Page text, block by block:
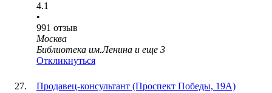
4.1
•
991 отзыв
Москва
Библиотека им.Ленина и еще 3
Откликнуться
Продавец-консультант (Проспект Победы, 19А)